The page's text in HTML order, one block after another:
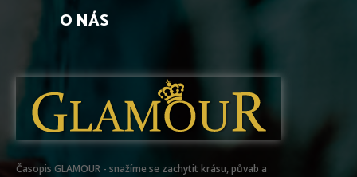
O NÁS
Časopis GLAMOUR - snažíme se zachytit krásu, půvab a